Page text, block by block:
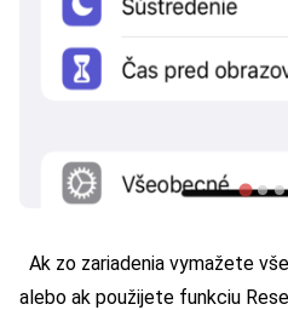
Ak zo zariadenia vymažete
alebo ak použijete funkciu